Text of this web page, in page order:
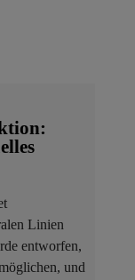
Linien
entworfen,
und